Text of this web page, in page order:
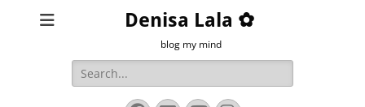
Denisa Lala ✿
blog my mind
Search
for: